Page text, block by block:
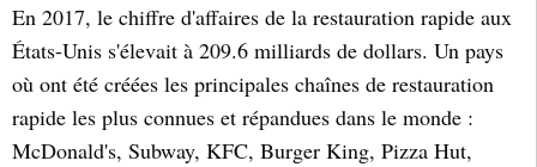
En 2017, le chiffre d'affaires de la restauration rapide aux
États-Unis s'élevait à 209.6 milliards de dollars. Un pays
où ont été créées les principales chaînes de restauration
rapide les plus connues et répandues dans le monde :
McDonald's, Subway, KFC, Burger King, Pizza Hut,